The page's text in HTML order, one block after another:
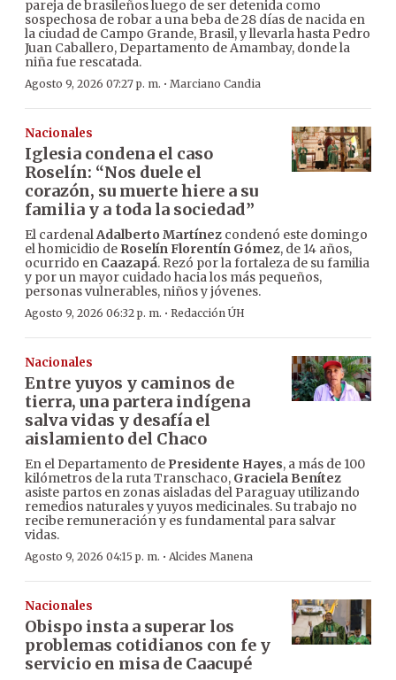
pareja de brasileños luego de ser detenida como
sospechosa de robar a una beba de 28 días de nacida en
la ciudad de Campo Grande, Brasil, y llevarla hasta Pedro
Juan Caballero, Departamento de Amambay, donde la
niña fue rescatada.
Agosto 9, 2026 07:27 p. m. · Marciano Candia
Nacionales
Iglesia condena el caso
Roselín: “Nos duele el
corazón, su muerte hiere a su
familia y a toda la sociedad”
El cardenalAdalberto Martínez condenó este domingo
el homicidio de Roselín Florentín Gómez, de 14 años,
ocurrido en Caazapá. Rezó por la fortaleza de su familia
y por un mayor cuidado hacia los más pequeños,
personas vulnerables, niños y jóvenes.
Agosto 9, 2026 06:32 p. m. · Redacción ÚH
Nacionales
Entre yuyos y caminos de
tierra, una partera indígena
salva vidas y desafía el
aislamiento del Chaco
En el Departamento de Presidente Hayes, a más de 100
kilómetros de la ruta Transchaco, Graciela Benítez
asiste partos en zonas aisladas del Paraguay utilizando
remedios naturales y yuyos medicinales. Su trabajo no
recibe remuneración y es fundamental para salvar
vidas.
Agosto 9, 2026 04:15 p. m. · Alcides Manena
Nacionales
Obispo insta a superar los
problemas cotidianos con fe y
servicio en misa de Caacupé